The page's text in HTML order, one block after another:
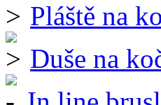
Pláště na
Duše na